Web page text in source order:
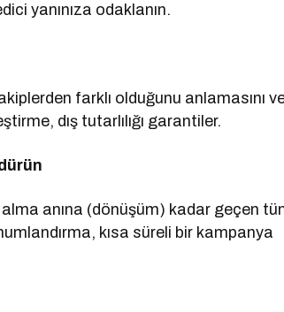
yanınıza odaklanın.
farklı olduğunu anlamasını
dış tutarlılığı garantiler.
anına (dönüşüm) kadar geçen
kısa süreli bir kampanya